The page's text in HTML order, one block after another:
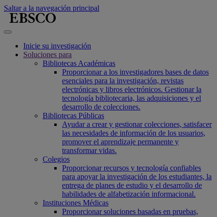
Saltar a la navegación principal
Inicie su investigación
Soluciones para
Bibliotecas Académicas
Proporcionar a los investigadores bases de datos
esenciales para la investigación, revistas
electrónicas y libros electrónicos. Gestionar la
tecnología bibliotecaria, las adquisiciones y el
desarrollo de colecciones.
Bibliotecas Públicas
Ayudar a crear y gestionar colecciones, satisfacer
las necesidades de información de los usuarios,
promover el aprendizaje permanente y
transformar vidas.
Colegios
Proporcionar recursos y tecnología confiables
para apoyar la investigación de los estudiantes, la
entrega de planes de estudio y el desarrollo de
habilidades de alfabetización informacional.
Instituciones Médicas
Proporcionar soluciones basadas en pruebas,